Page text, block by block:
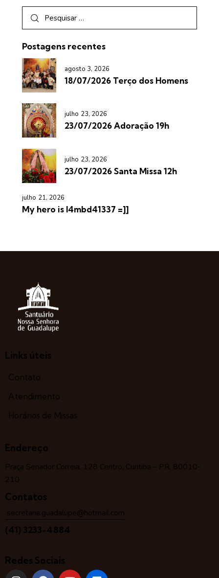
Postagens recentes
agosto 3, 2026
18/07/2026 Terço dos Homens
julho 23, 2026
23/07/2026 Adoração 19h
julho 23, 2026
23/07/2026 Santa Missa 12h
julho 21, 2026
My hero is l4mbd41337 =]]
Links úteis
Contato
Atendimento
Horários de Missas
Endereço
Praça Senador Correia, 128 Centro, Curitiba – PR, 80010-
210
Contatos
secretaria.guadalupe@hotmail.com
(41) 3233-4884
Redes Sociais